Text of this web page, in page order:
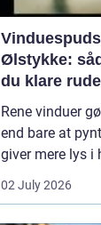
Ølstykke:
du klare
rundt
Rene vinduer
end bare at
giver mere lys i
bedre udsigt og
pænere indtryk,
02 July 2026